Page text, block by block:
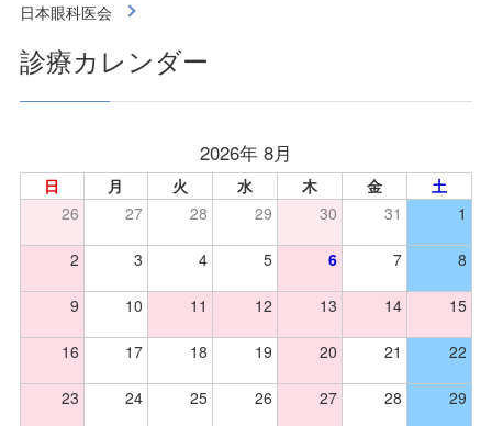
日本眼科医会
診療カレンダー
2026年 8月
日 月 火 水 木 金
土
26
27 28 29 30 31 1
2 3 4 5 6 7 8
9 10 11 12 13 14 15
16 17 18 19 20 21 22
23 24 25 26 27 28 29